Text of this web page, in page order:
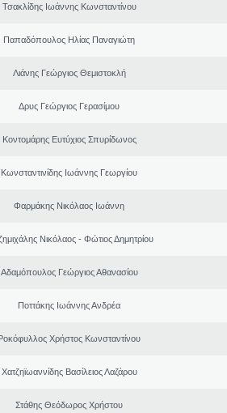
Τσακλίδης Ιωάννης Κωνσταντίνου
Παπαδόπουλος Ηλίας Παναγιώτη
Λιάνης Γεώργιος Θεμιστοκλή
Δρυς Γεώργιος Γερασίμου
Κοντομάρης Ευτύχιος Σπυρίδωνος
Κωνσταντινίδης Ιωάννης Γεωργίου
Φαρμάκης Νικόλαος Ιωάννη
Νικόλαος - Φώτιος Δημητρίου
Αδαμόπουλος Γεώργιος Αθανασίου
Ποττάκης Ιωάννης Ανδρέα
Χρήστος Κωνσταντίνου
Χατζηϊωαννίδης Βασίλειος Λαζάρου
Στάθης Θεόδωρος Χρήστου